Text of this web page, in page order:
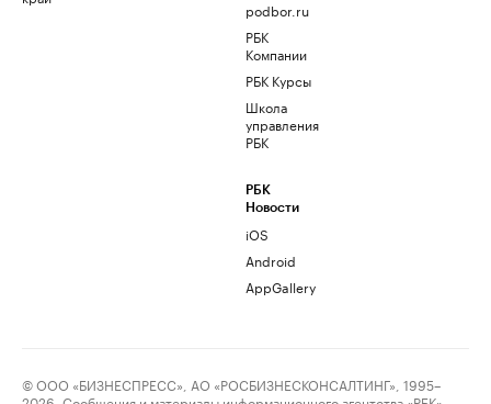
podbor.ru
РБК
Компании
РБК Курсы
Школа
управления
РБК
РБК
Новости
iOS
Android
AppGallery
© ООО «БИЗНЕСПРЕСС», АО «РОСБИЗНЕСКОНСАЛТИНГ», 1995–